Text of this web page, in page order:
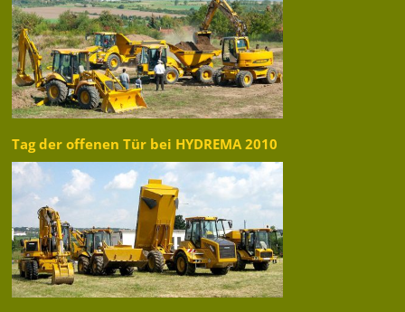
Tag der offenen Tür bei HYDREMA 2010